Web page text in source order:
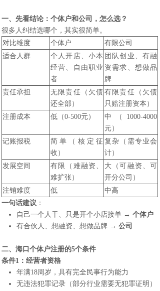
一、先看结论：个体户和公司，怎么选？
很多人纠结选哪个，其实很简单。
对比维度
个体户
有限公司
适合人群
个人开店、小本
经营、自由职业
者
团队创业、有融
资需求、想做品
牌
责任承担
无限责任（欠债
还全部）
有限责任（欠债
只赔注册资本）
注册成本
低（0-500元）
中（1000-4000
元）
记账报税
简单（核定征
收）
复杂（需专业会
计）
发展空间
有限（难融资、
难扩张）
大（可融资、可
开分公司）
注销难度
低
中高
一句话建议 ：
自己一个人干、只是开个小店接单 → 个体户
有合伙人、想融资、想做品牌 → 公司
二、 海口个体户注册的5个条件
条件1：经营者资格
年满18周岁，具有完全民事行为能力
无违法犯罪记录（部分行业需要无犯罪证明）